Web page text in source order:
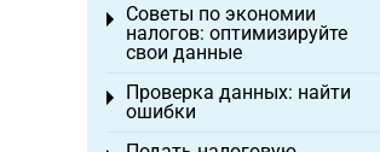
Советы по экономии
налогов: оптимизируйте
свои данные
Toggle menu
Проверка данных: найти
ошибки
Toggle menu